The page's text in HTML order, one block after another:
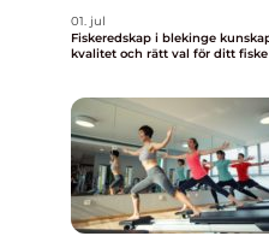
01. jul
Fiskeredskap i blekinge kunskap,
kvalitet och rätt val för ditt fiske